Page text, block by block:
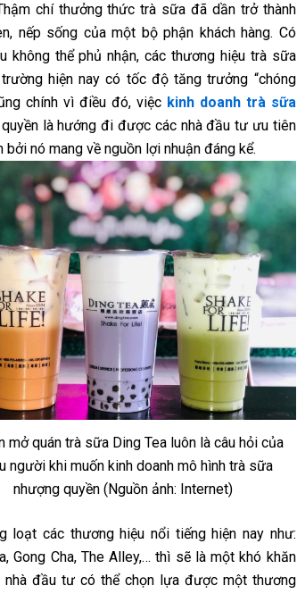
chí thưởng thức trà sữa đã dần trở thành
nếp sống của một bộ phận khách hàng. Có
không thể phủ nhận, các thương hiệu trà sữa
hiện nay có tốc độ tăng trưởng “chóng
chính vì điều đó, việc kinh doanh trà sữa
là hướng đi được các nhà đầu tư ưu tiên
bởi nó mang về nguồn lợi nhuận đáng kể.
mở quán trà sữa Ding Tea luôn là câu hỏi của
người khi muốn kinh doanh mô hình trà sữa
nhượng quyền (Nguồn ảnh: Internet)
loạt các thương hiệu nổi tiếng hiện nay như:
Gong Cha, The Alley,… thì sẽ là một khó khăn
nhà đầu tư có thể chọn lựa được một thương